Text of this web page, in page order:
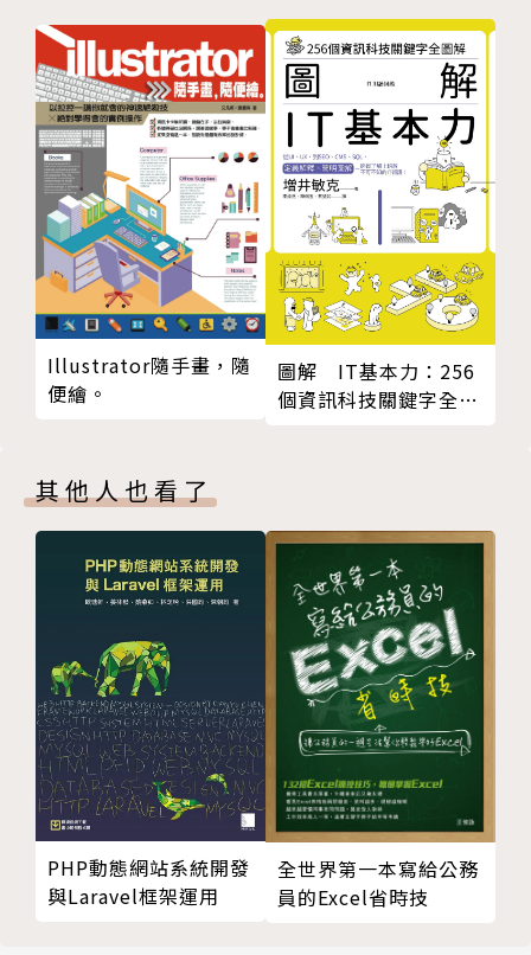
【什麼是Roblox】
Roblox是一個遊戲平台，全世界有超過2億位以上的
兒童與青少年均在使用，它同時提供遊戲和遊戲設計工
具給玩家(大部分為免費)，以玩家做遊戲給玩家玩的模
式進行。2020年因全球疫情讓Roblox聲名大噪後，出
現大量試玩影片，原本以玩遊戲的國小生也開始對怎麼
做遊戲產生興趣。比較特殊的是，平台採取分潤的方式
讓遊戲開發者參與，所以在國外有一些知名設計者才唸
高中，就已賺到百萬美金。
【玩Roblox可以學到什麼】
在設計Roblox遊戲這方面，Roblox不但提供基礎物件
的方式進行設計，也就是玩家在邊做遊戲的過程中，也
能接觸並學習到程式設計的基本邏輯。
HOUR１６：使用動畫編輯器
HOUR１７：戰鬥、傳送、資料儲存
HOUR１８：多人遊戲式碼和用戶端 伺服器模型
HOUR１９：模組腳本
HOUR２０：編寫攝影機移動指令
HOUR２１：跨平台構建
HOUR２２：全球社群構建
HOUR２３：賺取收益
HOUR２４：吸引玩家
附錄Ａ：Lua腳本參考
附錄Ｂ：Humanoid的屬性與函數
索引
封底
Illustrator隨手畫，隨
便繪。
圖解 IT基本力：256
個資訊科技關鍵字全圖
其他人也看了
PHP動態網站系統開發
與Laravel框架運用
全世界第一本寫給公務
員的Excel省時技